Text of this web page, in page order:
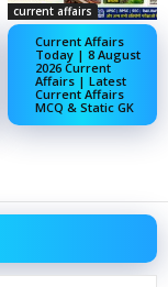
current affairs
Current Affairs
Today | 8 August
2026 Current
Affairs | Latest
Current Affairs
MCQ & Static GK